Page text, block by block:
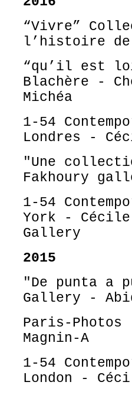
“Vivre”
l’histoire
“qu’il est
Blachère -
Michéa
1-54
Londres -
"Une
Fakhoury
1-54
York - Cécile
Gallery
2015
"De punta a
Gallery -
Paris-
Magnin-A
1-54
London -